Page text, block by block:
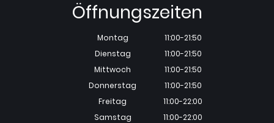
Öffnungszeiten
Montag
Dienstag
Mittwoch
Donnerstag
Freitag
Samstag
11:00-21:50
11:00-21:50
11:00-21:50
11:00-21:50
11:00-22:00
11:00-22:00